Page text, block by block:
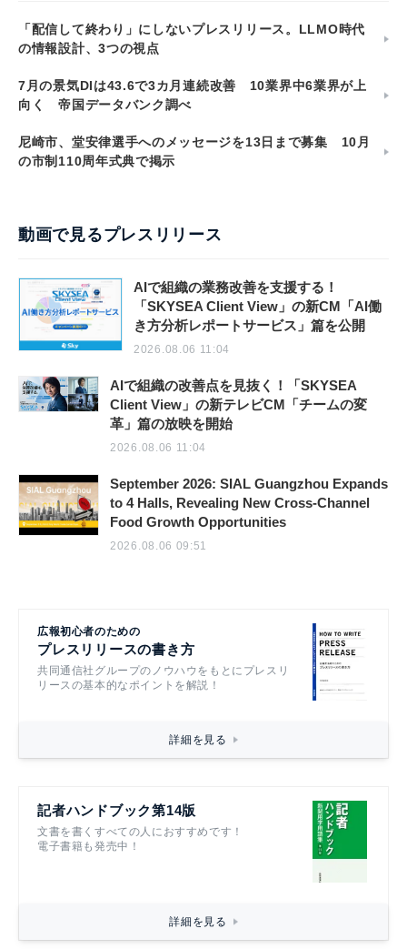
「配信して終わり」にしないプレスリリース。LLMO時代
の情報設計、3つの視点
7月の景気DIは43.6で3カ月連続改善 10業界中6業界が上
向く 帝国データバンク調べ
尼崎市、堂安律選手へのメッセージを13日まで募集 10月
の市制110周年式典で掲示
動画で見るプレスリリース
AIで組織の業務改善を支援する！
「SKYSEA Client View」の新CM「AI働
き方分析レポートサービス」篇を公開
2026.08.06 11:04
AIで組織の改善点を見抜く！「SKYSEA
Client View」の新テレビCM「チームの変
革」篇の放映を開始
2026.08.06 11:04
September 2026: SIAL Guangzhou Expands
to 4 Halls, Revealing New Cross-Channel
Food Growth Opportunities
2026.08.06 09:51
広報初心者のための
プレスリリースの書き方
共同通信社グループのノウハウをもとにプレスリ
リースの基本的なポイントを解説！
詳細を見る
記者ハンドブック第14版
文書を書くすべての人におすすめです！
電子書籍も発売中！
詳細を見る